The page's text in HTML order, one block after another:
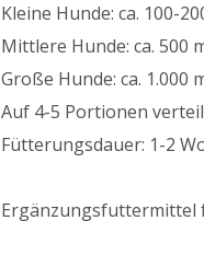
Kleine Hunde: ca. 100-
Mittlere Hunde: ca. 500
Große Hunde: ca. 1.000
Auf 4-5 Portionen
Fütterungsdauer: 1-2
Ergänzungsfuttermittel